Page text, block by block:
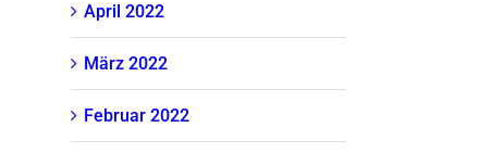
April 2022
März 2022
Februar 2022